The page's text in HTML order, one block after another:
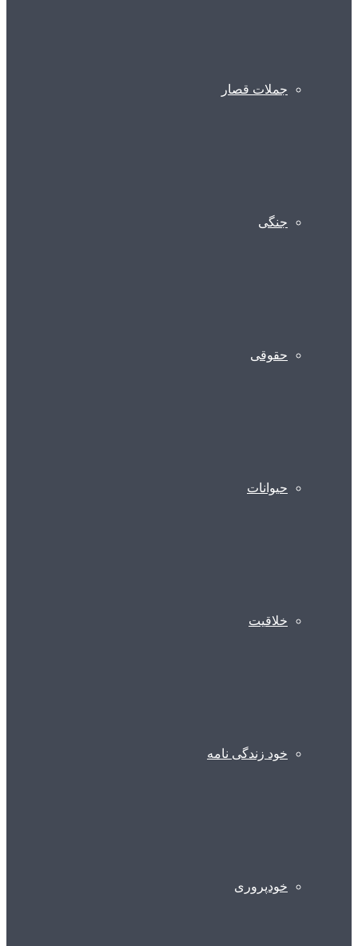
جملات قصار
جنگی
حقوقی
حیوانات
خلاقیت
خود زندگی نامه
خودپروری